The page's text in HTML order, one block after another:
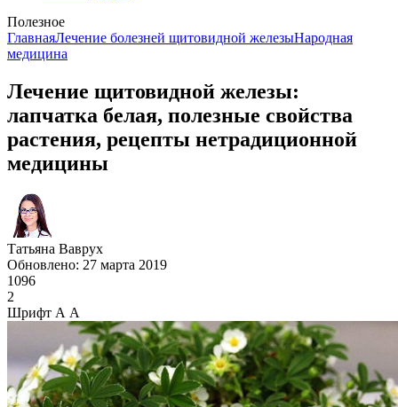
Полезное
ГлавнаяЛечение болезней щитовидной железыНародная
медицина
Лечение щитовидной железы:
лапчатка белая, полезные свойства
растения, рецепты нетрадиционной
медицины
Татьяна Ваврух
Обновлено: 27 марта 2019
1096
2
Шрифт А А